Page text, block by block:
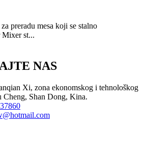
preradu mesa koji se stalno
Mixer st...
NAS
Xi, zona ekonomskog i tehnološkog
Cheng, Shan Dong, Kina.